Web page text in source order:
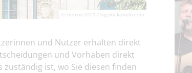
© benjoe2001 / bigstockphoto.com
und Nutzer erhalten direkt
und Vorhaben direkt
ist, wo Sie diesen finden